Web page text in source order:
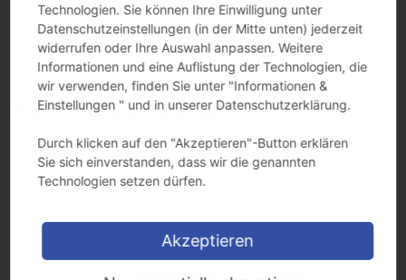
Du zeichnest dich durch eine proaktive Arbeitsweise aus.
Du verfügst über gute Deutschkenntnisse in Wort und
Schrift.
Du überzeugst durch ein methodisches Vorgehen.
Rahmenbedingungen
Du bist Teil eines dynamischen Teams, das dich mit viel
Know-how und Engagement unterstützt.
Dein Arbeitsplatz ist Homberg (Ohm), von den
kürzester Zeit gut zu erreichen.
Neben einer leistungsgerechten Vergütung, bieten wir dir
Technologien. Sie können Ihre Einwilligung unter
Datenschutzeinstellungen (in der Mitte unten) jederzeit
widerrufen oder Ihre Auswahl anpassen. Weitere
Informationen und eine Auflistung der Technologien, die
wir verwenden, finden Sie unter "Informationen &
Einstellungen " und in unserer Datenschutzerklärung.
Durch klicken auf den "Akzeptieren"-Button erklären
Sie sich einverstanden, dass wir die genannten
Technologien setzen dürfen.
Akzeptieren